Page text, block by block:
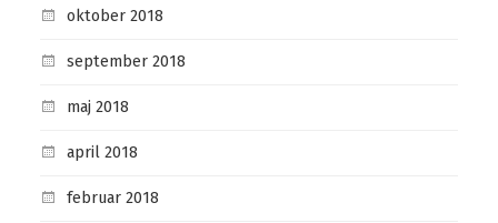
oktober 2018
september 2018
maj 2018
april 2018
februar 2018